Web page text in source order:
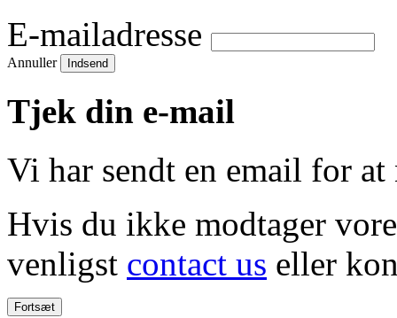
E-mailadresse
Annuller Indsend
Tjek din e-mail
Vi har sendt en email for
Hvis du ikke modtager
venligst contact us eller
Fortsæt